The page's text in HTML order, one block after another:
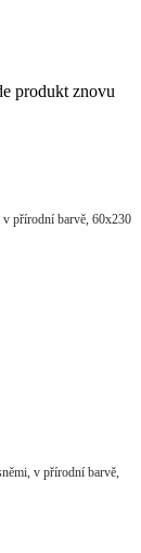
produkt znovu
v přírodní barvě, 60x230
v přírodní barvě,